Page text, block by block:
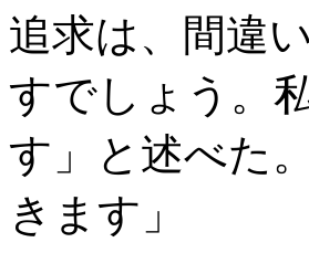
追求は、間違
すでしょう。
す」と述べた
きます」